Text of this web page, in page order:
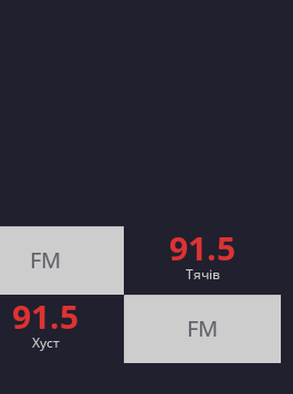
FM 91.5
Тячів
91.5
Хуст FM